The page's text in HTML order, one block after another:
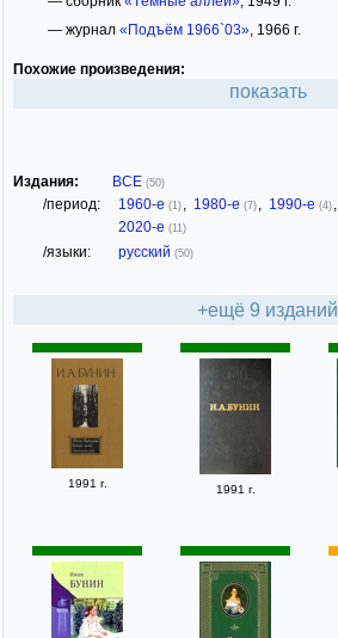
— журнал «Подъём 1966`03», 1966 г.
Похожие произведения:
показать
Издания: ВСЕ (50)
/период: 1960-е (1) , 1980-е (7) , 1990-е (4) ,
2020-е (11)
/языки: русский (50)
+ещё 9 изданий
1991 г. 1991 г.